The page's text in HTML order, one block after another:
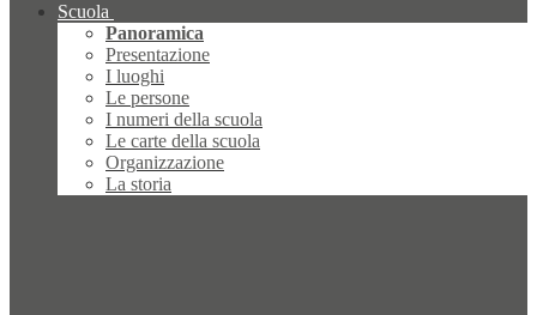
Scuola
Panoramica
Presentazione
I luoghi
Le persone
I numeri della scuola
Le carte della scuola
Organizzazione
La storia